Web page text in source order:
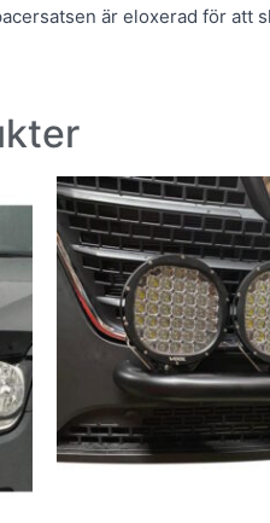
är eloxerad för att